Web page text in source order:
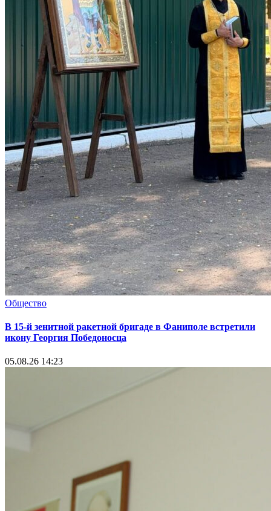
Общество
В 15-й зенитной ракетной бригаде в Фаниполе встретили
икону Георгия Победоносца
05.08.26 14:23